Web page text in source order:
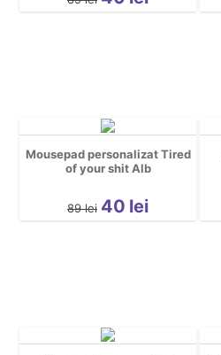
Romanesti
Sarbatori
Sport
Hidden *do not delete*
Mousepad personalizat Tired
of your shit Alb
89 lei 40 lei